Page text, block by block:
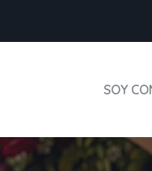
SOY